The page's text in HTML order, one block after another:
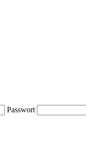
Passwort